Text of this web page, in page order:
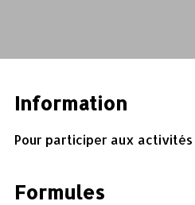
Information
Pour participer aux activités
Formules